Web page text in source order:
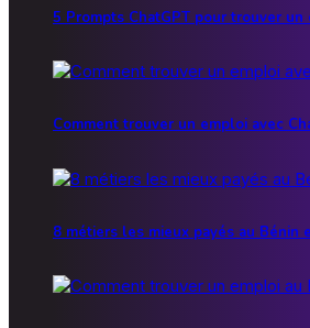
5 Prompts ChatGPT pour trouver un
Comment trouver un emploi avec
8 métiers les mieux payés au Bénin